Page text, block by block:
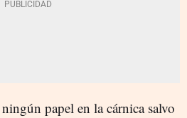
papel en la cárnica salvo